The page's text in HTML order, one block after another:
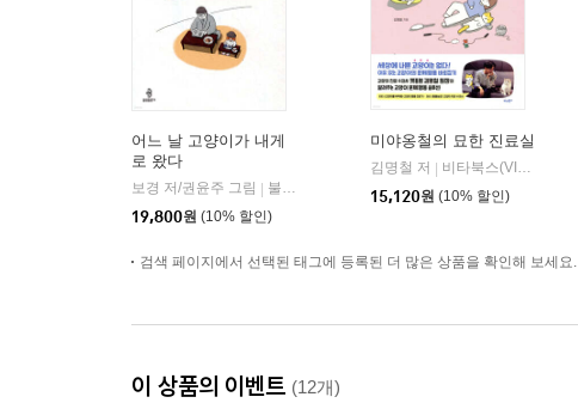
어느 날 고양이가 내게
로 왔다
보경 저/권윤주 그림
불광출판사
19,800원 (10% 할인)
미야옹철의 묘한 진료실
김명철 저
비타북스(VITABOOKS)
15,120원 (10% 할인)
검색 페이지에서 선택된 태그에 등록된 더 많은 상품을 확인해 보세요.
이 상품의 이벤트 (12개)